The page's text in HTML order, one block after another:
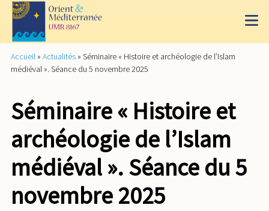
Accueil » Actualités » Séminaire « Histoire et archéologie de l’Islam
médiéval ». Séance du 5 novembre 2025
Séminaire « Histoire et
archéologie de l’Islam
médiéval ». Séance du 5
novembre 2025